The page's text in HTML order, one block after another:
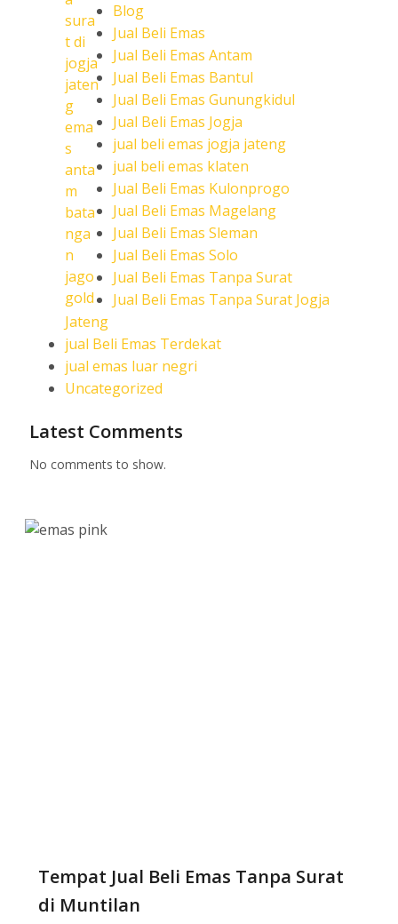
Blog
Jual Beli Emas
Jual Beli Emas Antam
Jual Beli Emas Bantul
Jual Beli Emas Gunungkidul
Jual Beli Emas Jogja
jual beli emas jogja jateng
jual beli emas klaten
Jual Beli Emas Kulonprogo
Jual Beli Emas Magelang
Jual Beli Emas Sleman
Jual Beli Emas Solo
Jual Beli Emas Tanpa Surat
Jual Beli Emas Tanpa Surat Jogja
Jateng
jual Beli Emas Terdekat
jual emas luar negri
Uncategorized
Latest Comments
No comments to show.
Tempat Jual Beli Emas Tanpa Surat
di Muntilan